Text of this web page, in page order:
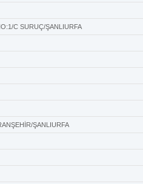
C SURUÇ/ŞANLIURFA
ŞANLIURFA